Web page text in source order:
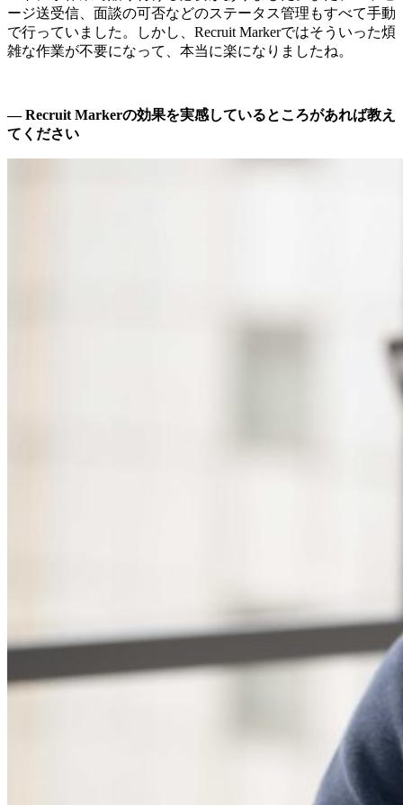
ージ送受信、面談の可否などのステータス管理もすべて手動
で行っていました。しかし、Recruit Markerではそういった煩
雑な作業が不要になって、本当に楽になりましたね。
― Recruit Markerの効果を実感しているところがあれば教え
てください